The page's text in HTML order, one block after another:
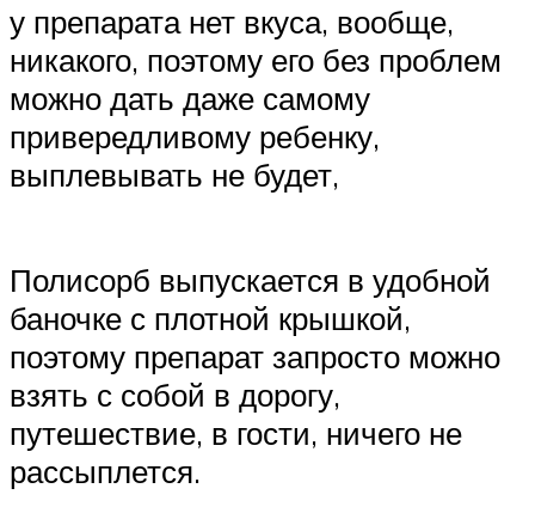
у препарата нет вкуса, вообще,
никакого, поэтому его без проблем
можно дать даже самому
привередливому ребенку,
выплевывать не будет,
Полисорб выпускается в удобной
баночке с плотной крышкой,
поэтому препарат запросто можно
взять с собой в дорогу,
путешествие, в гости, ничего не
рассыплется.